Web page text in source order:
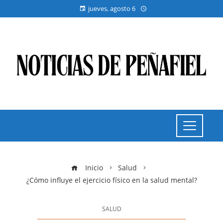
jueves, agosto 6
Inicio
Salud
¿Cómo influye el ejercicio físico en la salud mental?
SALUD